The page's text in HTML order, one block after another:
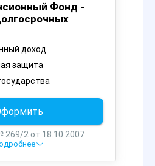
Фонд -
доход
защита
269/2 от 18.10.2007